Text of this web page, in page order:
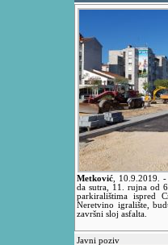
Metković 10.9.2019.-
da sutra, 11. rujna od
parkiralištima ispred
Neretvino igralište,
završni sloj asfalta.
Javni poziv